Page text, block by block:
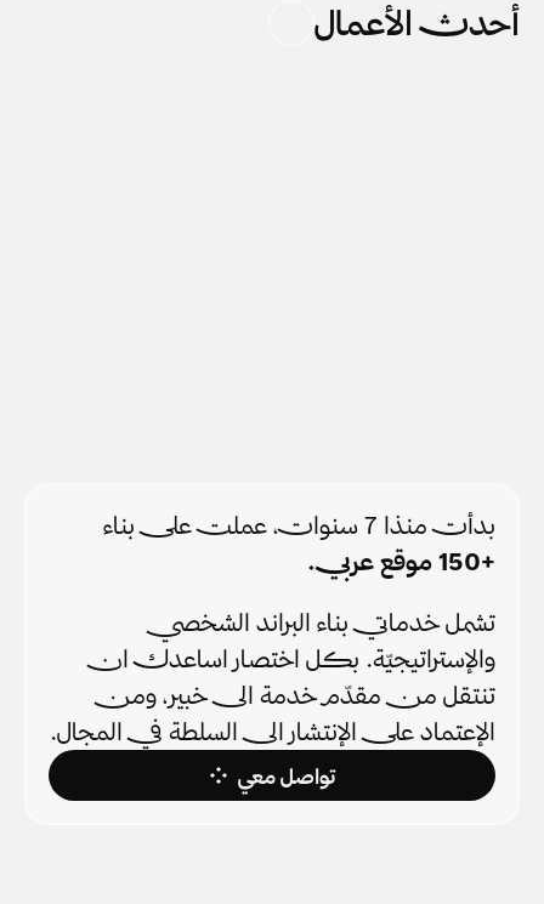
أحدث الأعمال
بدأت منذا 7 سنوات، عملت على بناء
+150 موقع عربي.
والإستراتيجيّة. بكل اختصار اساعدك ان
تنتقل من مقدّم خدمة الى خبير، ومن
الإعتماد على الإنتشار الى السلطة في المجال.
تواصل معي